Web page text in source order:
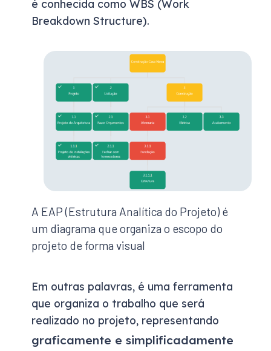
é conhecida como WBS (Work
Breakdown Structure).
A EAP (Estrutura Analítica do Projeto) é
um diagrama que organiza o escopo do
projeto de forma visual
Em outras palavras, é uma ferramenta
que organiza o trabalho que será
realizado no projeto, representando
graficamente e simplificadamente